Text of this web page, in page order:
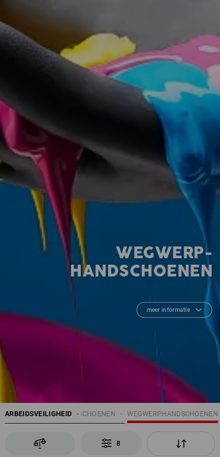
WEGWERP-
HANDSCHOENEN
meer informatie
ARBEIDSVEILIGHEID WEGWERPHANDSCHOENEN
HANDSCHOENEN
8